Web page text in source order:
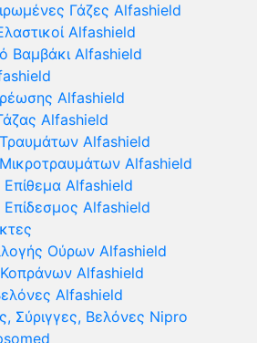
Γάζες Alfashield
Alfashield
Βαμβάκι Alfashield
Alfashield
Alfashield
Alfashield
Alfashield
Alfashield
Επίδεσμος Alfashield
Ούρων Alfashield
Alfashield
Alfashield
Σύριγγες, Βελόνες Nipro